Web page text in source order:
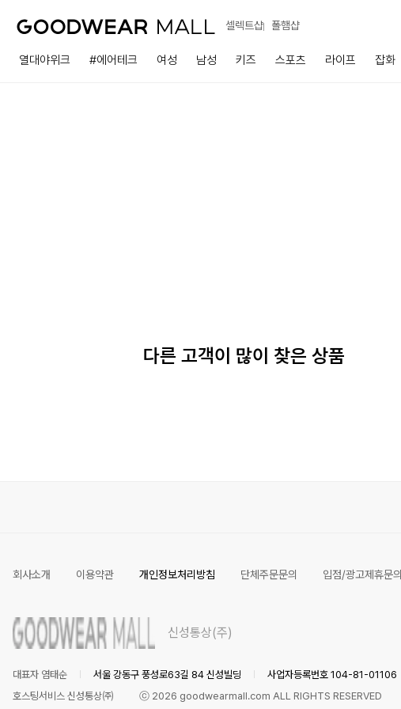
셀렉트샵 폴햄샵
열대야위크 #에어테크 여성 남성 키즈 스포츠 라이프 잡화
다른 고객이 많이 찾은 상품
회사소개 이용약관 개인정보처리방침 단체주문문의 입점/광고제휴문의
신성통상(주)
대표자 염태순 서울 강동구 풍성로63길 84 신성빌딩 사업자등록번호 104-81-01106
호스팅서비스 신성통상㈜
ⓒ 2026 goodwearmall.com ALL RIGHTS RESERVED